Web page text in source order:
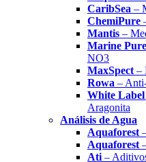
CaribSea –
ChemiPure
Mantis –
Marine Pure
NO3
MaxSpect –
Rowa –
White Label
Aragonita
Análisis de Agua
Aquaforest
Aquaforest
Ati –